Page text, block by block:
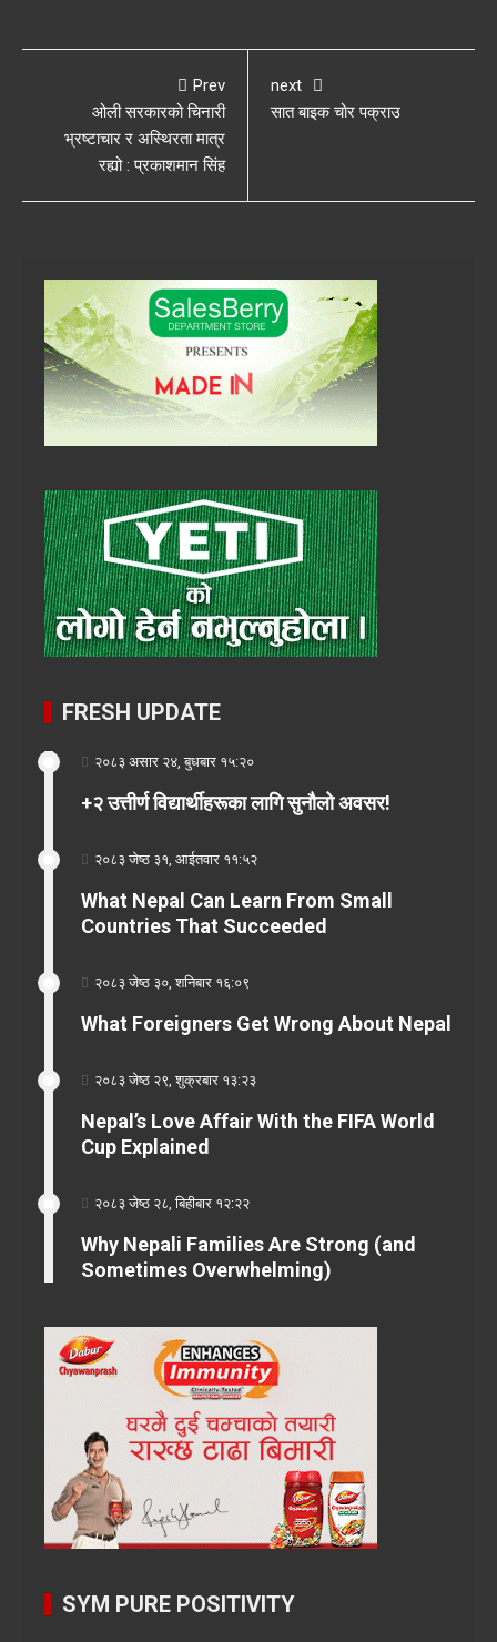
Prev
ओली सरकारको चिनारी
भ्रष्टाचार र अस्थिरता मात्र
रह्यो : प्रकाशमान सिंह
next
सात बाइक चोर पक्राउ
FRESH UPDATE
२०८३ असार २४, बुधबार १५:२०
+२ उत्तीर्ण विद्यार्थीहरूका लागि सुनौलो अवसर!
२०८३ जेष्ठ ३१, आईतवार ११:५२
What Nepal Can Learn From Small
Countries That Succeeded
२०८३ जेष्ठ ३०, शनिबार १६:०९
What Foreigners Get Wrong About Nepal
२०८३ जेष्ठ २९, शुक्रबार १३:२३
Nepal’s Love Affair With the FIFA World
Cup Explained
२०८३ जेष्ठ २८, बिहीबार १२:२२
Why Nepali Families Are Strong (and
Sometimes Overwhelming)
SYM PURE POSITIVITY